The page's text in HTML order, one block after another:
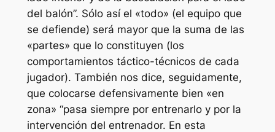
del balón”. Sólo así el «todo» (el equipo que
se defiende) será mayor que la suma de las
«partes» que lo constituyen (los
comportamientos táctico-técnicos de cada
jugador). También nos dice, seguidamente,
que colocarse defensivamente bien «en
zona» “pasa siempre por entrenarlo y por la
intervención del entrenador. En esta